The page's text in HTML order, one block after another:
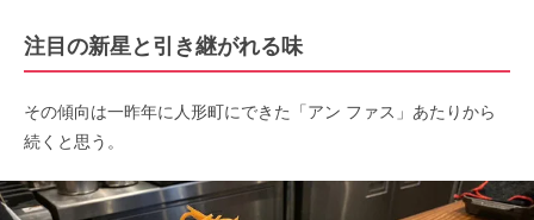
注目の新星と引き継がれる味
その傾向は一昨年に人形町にできた「アン ファス」あたりから
続くと思う。